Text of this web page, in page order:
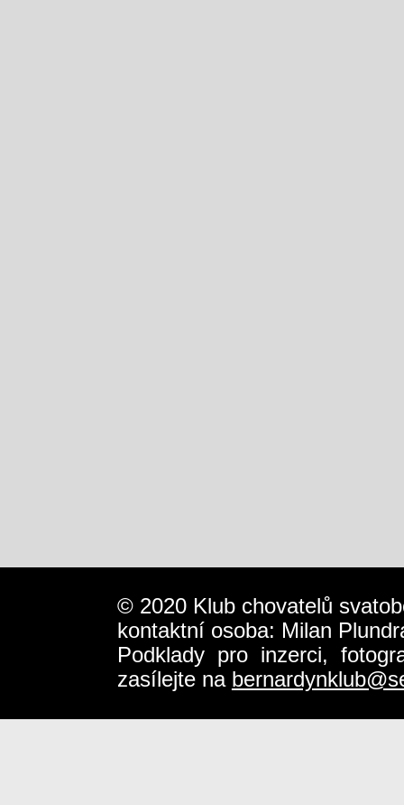
© 2020 Klub chovatelů
kontaktní osoba: Milan
Podklady pro inzerci,
zasílejte na